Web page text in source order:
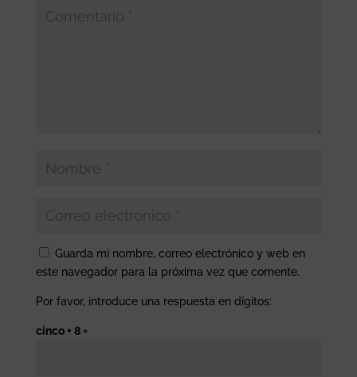
Guarda mi nombre, correo electrónico y web en
este navegador para la próxima vez que comente.
Por favor, introduce una respuesta en dígitos:
cinco + 8 =